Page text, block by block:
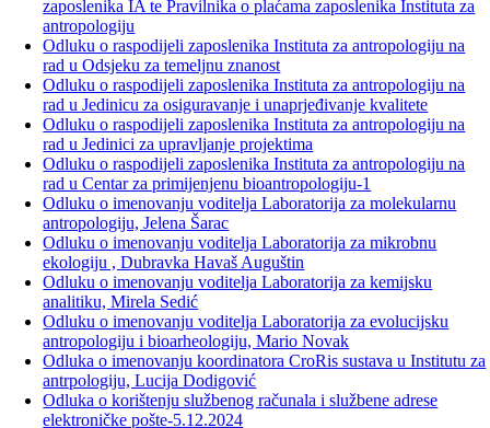
zaposlenika IA te Pravilnika o plaćama zaposlenika Instituta za
antropologiju
Odluku o raspodijeli zaposlenika Instituta za antropologiju na
rad u Odsjeku za temeljnu znanost
Odluku o raspodijeli zaposlenika Instituta za antropologiju na
rad u Jedinicu za osiguravanje i unaprjeđivanje kvalitete
Odluku o raspodijeli zaposlenika Instituta za antropologiju na
rad u Jedinici za upravljanje projektima
Odluku o raspodijeli zaposlenika Instituta za antropologiju na
rad u Centar za primijenjenu bioantropologiju-1
Odluku o imenovanju voditelja Laboratorija za molekularnu
antropologiju, Jelena Šarac
Odluku o imenovanju voditelja Laboratorija za mikrobnu
ekologiju , Dubravka Havaš Auguštin
Odluku o imenovanju voditelja Laboratorija za kemijsku
analitiku, Mirela Sedić
Odluku o imenovanju voditelja Laboratorija za evolucijsku
antropologiju i bioarheologiju, Mario Novak
Odluka o imenovanju koordinatora CroRis sustava u Institutu za
antrpologiju, Lucija Dodigović
Odluka o korištenju službenog računala i službene adrese
elektroničke pošte-5.12.2024